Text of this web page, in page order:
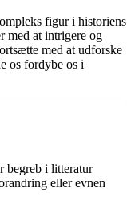
figur i historiens
med at intrigere og
med at udforske
os fordybe os i
begreb i litteratur
eller evnen